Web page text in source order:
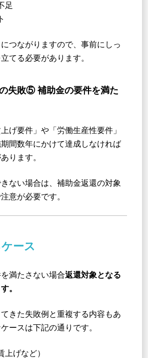
足
つながりますので、事前にしっ
てる必要があります。
失敗⑤ 補助金の要件を満た
げ要件」や「労働生産性要件」
間数年にかけて達成しなければ
ります。
ない場合は、補助金返還の対象
意が必要です。
ース
満たさない場合返還対象となる
。
きた失敗例と重複する内容もあ
ースは下記の通りです。
上げなど）